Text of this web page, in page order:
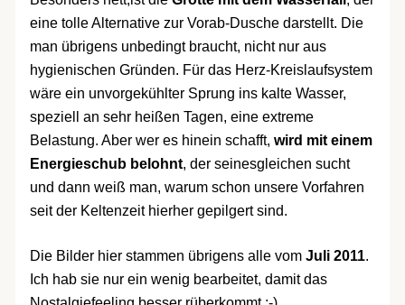
eine tolle Alternative zur Vorab-Dusche darstellt. Die
man übrigens unbedingt braucht, nicht nur aus
hygienischen Gründen. Für das Herz-Kreislaufsystem
wäre ein unvorgekühlter Sprung ins kalte Wasser,
speziell an sehr heißen Tagen, eine extreme
Belastung. Aber wer es hinein schafft, wird mit einem
Energieschub belohnt, der seinesgleichen sucht
und dann weiß man, warum schon unsere Vorfahren
seit der Keltenzeit hierher gepilgert sind.
Die Bilder hier stammen übrigens alle vom Juli 2011.
Ich hab sie nur ein wenig bearbeitet, damit das